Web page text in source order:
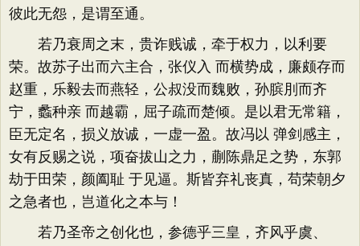
彼此无怨，是谓至通。
若乃衰周之末，贵诈贱诚，牵于权力，以利要
荣。故苏子出而六主合，张仪入 而横势成，廉颇存而
赵重，乐毅去而燕轻，公叔没而魏败，孙膑刖而齐
宁，蠡种亲 而越霸，屈子疏而楚倾。是以君无常籍，
臣无定名，损义放诚，一虚一盈。故冯以 弹剑感主，
女有反赐之说，项奋拔山之力，蒯陈鼎足之势，东郭
劫于田荣，颜阖耻 于见逼。斯皆弃礼丧真，苟荣朝夕
之急者也，岂道化之本与！
若乃圣帝之创化也，参德乎三皇，齐风乎虞、